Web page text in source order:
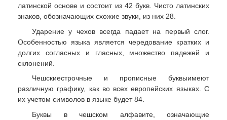
латинской основе и состоит из 42 букв. Чисто латинских
знаков, обозначающих схожие звуки, из них 28.
Ударение у чехов всегда падает на первый слог.
Особенностью языка является чередование кратких и
долгих согласных и гласных, множество падежей и
склонений.
Чешскиестрочные и прописные буквыимеют
различную графику, как во всех европейских языках. С
их учетом символов в языке будет 84.
Буквы в чешском алфавите, означающие